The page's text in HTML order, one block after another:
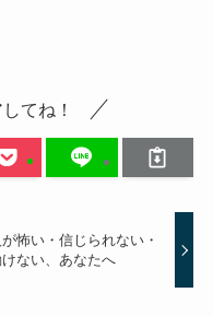
てね！
が怖い・信じられない・
ない、あなたへ